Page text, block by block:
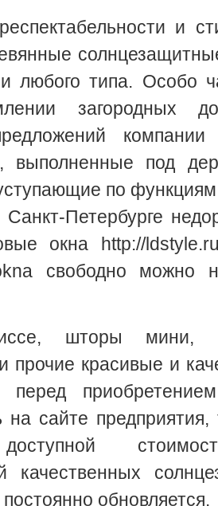
и
любого типа. Особо
загородных
выполненные под
по
Петербурге
окна http://
свободно можно
шторы мини,
прочие красивые и
перед
на сайте
качественных
обновляется.